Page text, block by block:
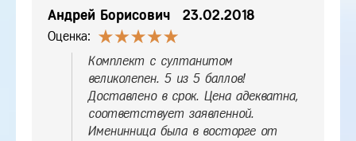
Андрей Борисович 23.02.2018
Оценка:
Комплект с султанитом
великолепен. 5 из 5 баллов!
Доставлено в срок. Цена адекватна,
соответствует заявленной.
Именинница была в восторге от